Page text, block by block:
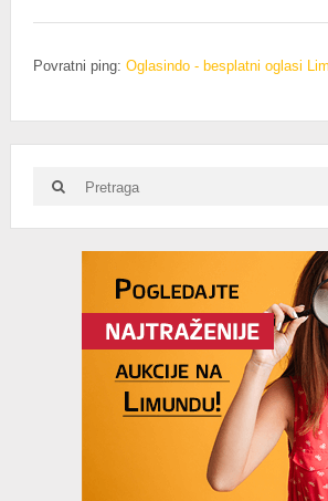
Povratni ping: Oglasindo - besplatni oglasi
Search